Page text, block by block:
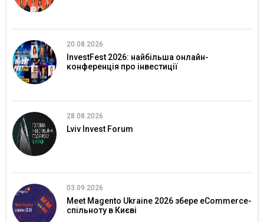
20.08.2026
InvestFest 2026: найбільша онлайн-
конференція про інвестиції
28.08.2026
Lviv Invest Forum
03.09.2026
Meet Magento Ukraine 2026 збере eCommerce-
спільноту в Києві